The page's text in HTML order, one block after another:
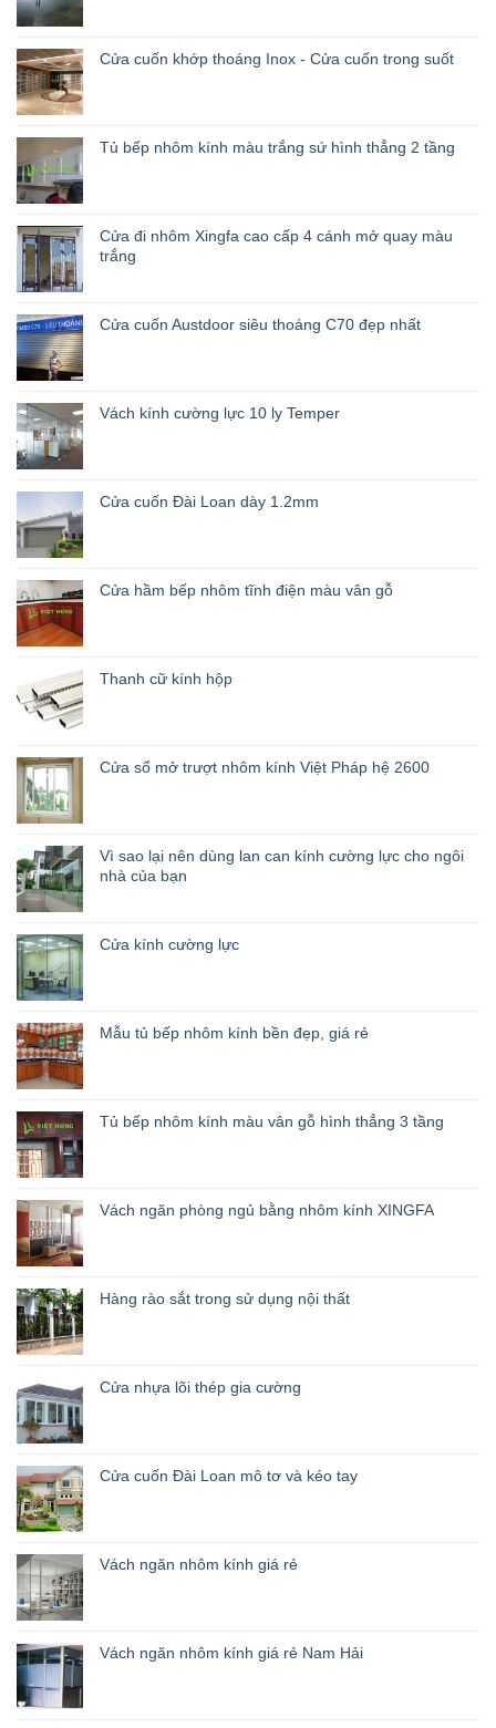
Cửa cuốn khớp thoáng Inox - Cửa cuốn trong suốt
Tủ bếp nhôm kính màu trắng sứ hình thẳng 2 tầng
Cửa đi nhôm Xingfa cao cấp 4 cánh mở quay màu
trắng
Cửa cuốn Austdoor siêu thoáng C70 đẹp nhất
Vách kính cường lực 10 ly Temper
Cửa cuốn Đài Loan dày 1.2mm
Cửa hầm bếp nhôm tĩnh điện màu vân gỗ
Thanh cữ kính hộp
Cửa sổ mở trượt nhôm kính Việt Pháp hệ 2600
Vì sao lại nên dùng lan can kính cường lực cho ngôi
nhà của bạn
Cửa kính cường lực
Mẫu tủ bếp nhôm kính bền đẹp, giá rẻ
Tủ bếp nhôm kính màu vân gỗ hình thẳng 3 tầng
Vách ngăn phòng ngủ bằng nhôm kính XINGFA
Hàng rào sắt trong sử dụng nội thất
Cửa nhựa lõi thép gia cường
Cửa cuốn Đài Loan mô tơ và kéo tay
Vách ngăn nhôm kính giá rẻ
Vách ngăn nhôm kính giá rẻ Nam Hải